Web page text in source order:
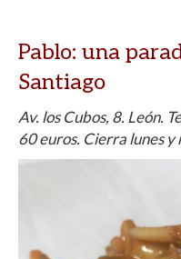
Pablo: una
Santiago
Av. los Cubos, 8. León.
60 euros. Cierra lunes y